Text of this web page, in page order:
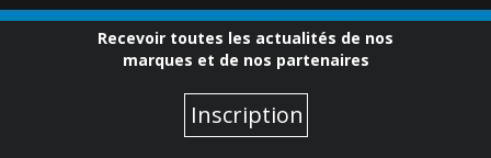
Recevoir toutes les actualités de nos
marques et de nos partenaires
Inscription